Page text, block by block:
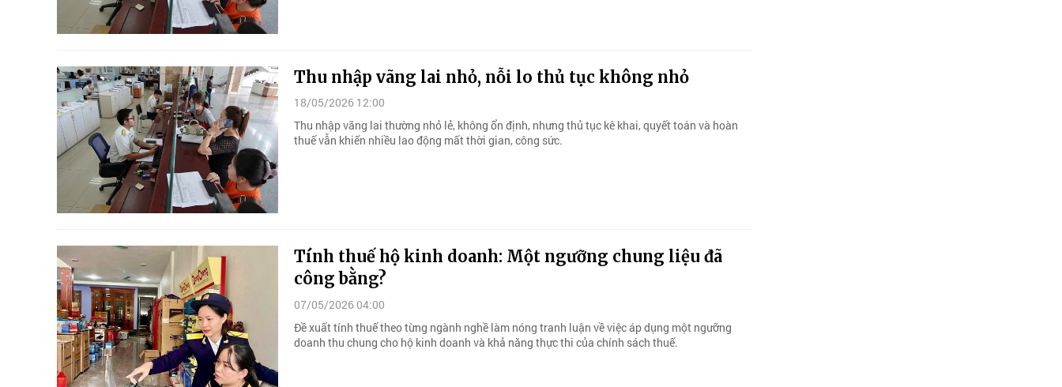
Thu nhập vãng lai nhỏ, nỗi lo thủ tục không nhỏ
18/05/2026 12:00
Thu nhập vãng lai thường nhỏ lẻ, không ổn định, nhưng thủ tục kê khai, quyết toán và hoàn
thuế vẫn khiến nhiều lao động mất thời gian, công sức.
Tính thuế hộ kinh doanh: Một ngưỡng chung liệu đã
công bằng?
07/05/2026 04:00
Đề xuất tính thuế theo từng ngành nghề làm nóng tranh luận về việc áp dụng một ngưỡng
doanh thu chung cho hộ kinh doanh và khả năng thực thi của chính sách thuế.